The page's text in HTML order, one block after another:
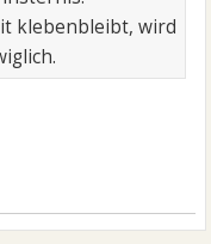
klebenbleibt, wird